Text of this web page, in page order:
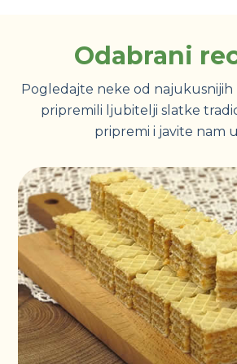
Odabrani
Pogledajte neke od najukusnijih
pripremili ljubitelji slatke
pripremi i javite nam